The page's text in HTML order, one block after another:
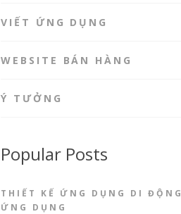
VIẾT ỨNG DỤNG
WEBSITE BÁN HÀNG
Ý TƯỞNG
Popular Posts
THIẾT KẾ ỨNG DỤNG DI ĐỘNG
ỨNG DỤNG